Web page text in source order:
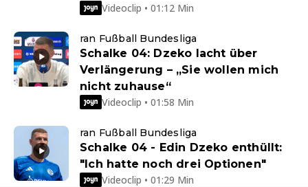
Videoclip • 01:12 Min
ran Fußball Bundesliga
Schalke 04: Dzeko lacht über
Verlängerung – „Sie wollen mich
nicht zuhause“
Videoclip • 01:58 Min
ran Fußball Bundesliga
Schalke 04 - Edin Dzeko enthüllt:
"Ich hatte noch drei Optionen"
Videoclip • 01:29 Min